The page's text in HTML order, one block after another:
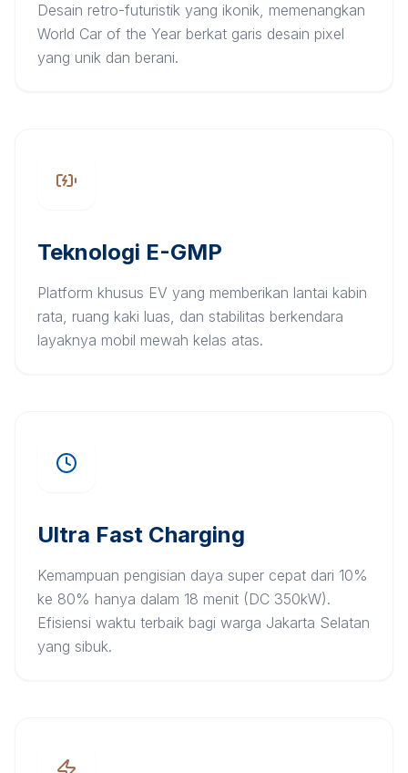
Desain retro-futuristik yang ikonik, memenangkan
World Car of the Year berkat garis desain pixel
yang unik dan berani.
Teknologi E-GMP
Platform khusus EV yang memberikan lantai kabin
rata, ruang kaki luas, dan stabilitas berkendara
layaknya mobil mewah kelas atas.
Ultra Fast Charging
Kemampuan pengisian daya super cepat dari 10%
ke 80% hanya dalam 18 menit (DC 350kW).
Efisiensi waktu terbaik bagi warga Jakarta Selatan
yang sibuk.